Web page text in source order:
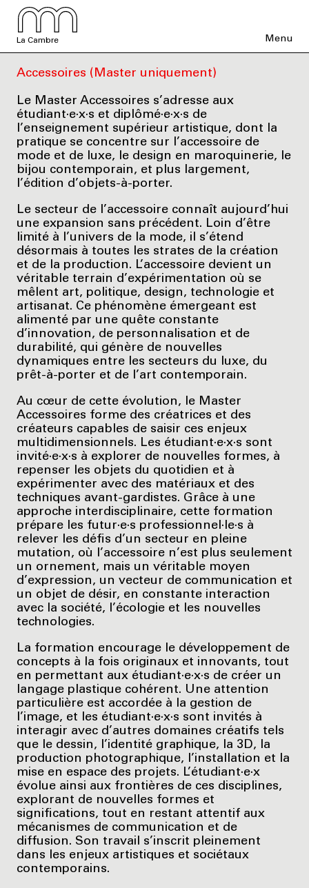
La Cambre Menu
Accessoires (Master uniquement)
Le Master Accessoires s’adresse aux
étudiant·e·x·s et diplômé·e·x·s de
l’enseignement supérieur artistique, dont la
pratique se concentre sur l’accessoire de
mode et de luxe, le design en maroquinerie, le
bijou contemporain, et plus largement,
l’édition d’objets-à-porter.
Le secteur de l’accessoire connaît aujourd’hui
une expansion sans précédent. Loin d’être
limité à l’univers de la mode, il s’étend
désormais à toutes les strates de la création
et de la production. L’accessoire devient un
véritable terrain d’expérimentation où se
mêlent art, politique, design, technologie et
artisanat. Ce phénomène émergeant est
alimenté par une quête constante
d’innovation, de personnalisation et de
durabilité, qui génère de nouvelles
dynamiques entre les secteurs du luxe, du
prêt-à-porter et de l’art contemporain.
Au cœur de cette évolution, le Master
Accessoires forme des créatrices et des
créateurs capables de saisir ces enjeux
multidimensionnels. Les étudiant·e·x·s sont
invité·e·x·s à explorer de nouvelles formes, à
repenser les objets du quotidien et à
expérimenter avec des matériaux et des
techniques avant-gardistes. Grâce à une
approche interdisciplinaire, cette formation
prépare les futur·e·s professionnel·le·s à
relever les défis d’un secteur en pleine
mutation, où l’accessoire n’est plus seulement
un ornement, mais un véritable moyen
d’expression, un vecteur de communication et
un objet de désir, en constante interaction
avec la société, l’écologie et les nouvelles
technologies.
La formation encourage le développement de
concepts à la fois originaux et innovants, tout
en permettant aux étudiant·e·x·s de créer un
langage plastique cohérent. Une attention
particulière est accordée à la gestion de
l’image, et les étudiant·e·x·s sont invités à
interagir avec d’autres domaines créatifs tels
que le dessin, l’identité graphique, la 3D, la
production photographique, l’installation et la
mise en espace des projets. L’étudiant·e·x
évolue ainsi aux frontières de ces disciplines,
explorant de nouvelles formes et
significations, tout en restant attentif aux
mécanismes de communication et de
diffusion. Son travail s’inscrit pleinement
dans les enjeux artistiques et sociétaux
contemporains.